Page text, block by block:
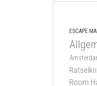
ESCAPE
Room